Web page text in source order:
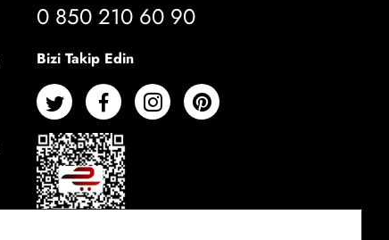
0 850 210 60 90
Bizi Takip Edin